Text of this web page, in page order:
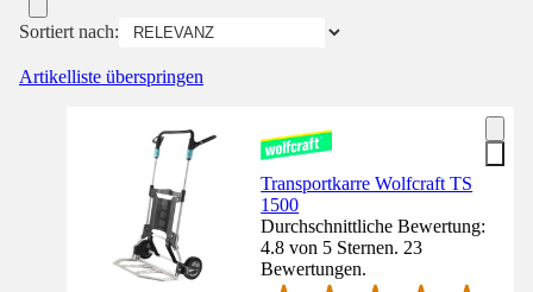
Sortiert nach:
Artikelliste überspringen
Transportkarre Wolfcraft TS
1500
Durchschnittliche Bewertung:
4.8 von 5 Sternen. 23
Bewertungen.